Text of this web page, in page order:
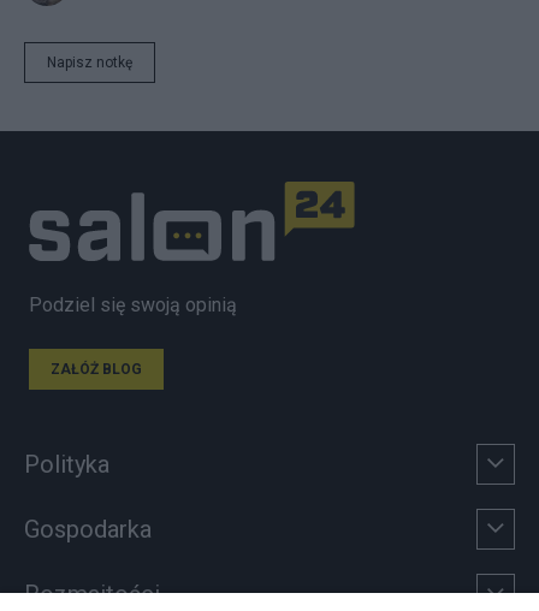
Napisz notkę
Podziel się swoją opinią
ZAŁÓŻ BLOG
Polityka
Gospodarka
Rozmaitości